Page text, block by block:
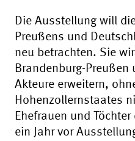
Die Ausstellung will
Preußens und
neu betrachten. Sie
Brandenburg-
Akteure erweitern,
Hohenzollernstaates
Ehefrauen und
ein Jahr vor